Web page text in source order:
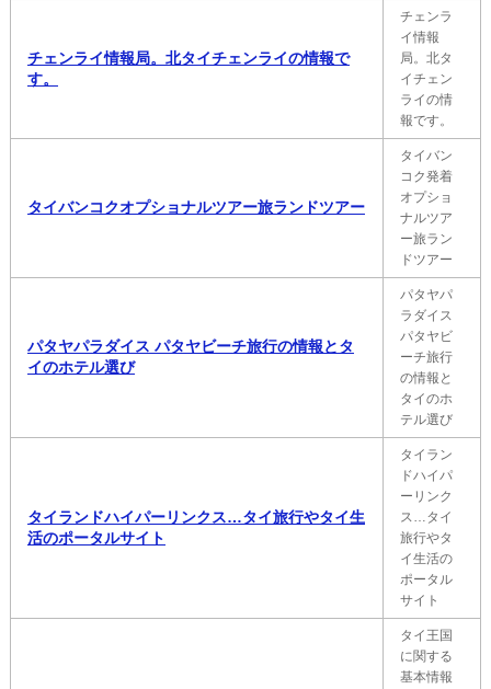
チェンライ情報局。北タイチェンライの情報で
す。
チェンラ
イ情報
局。北タ
イチェン
ライの情
報です。
タイバンコクオプショナルツアー旅ランドツアー
タイバン
コク発着
オプショ
ナルツア
ー旅ラン
ドツアー
パタヤパラダイス パタヤビーチ旅行の情報とタ
イのホテル選び
パタヤパ
ラダイス
パタヤビ
ーチ旅行
の情報と
タイのホ
テル選び
タイランドハイパーリンクス…タイ旅行やタイ生
活のポータルサイト
タイラン
ドハイパ
ーリンク
ス…タイ
旅行やタ
イ生活の
ポータル
サイト
タイ王国
に関する
基本情報